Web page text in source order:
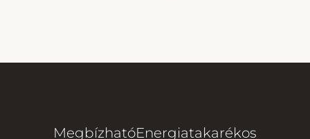
MegbízhatóEnergiatakarékos